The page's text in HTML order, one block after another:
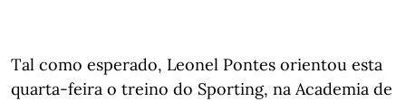
Tal como esperado, Leonel Pontes orientou esta
quarta-feira o treino do Sporting, na Academia de